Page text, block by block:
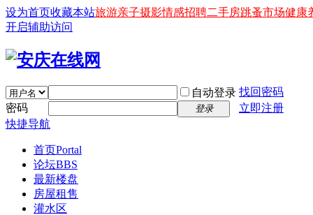
设为首页收藏本站旅游亲子摄影情感招聘二手房跳蚤市场健康
开启辅助访问
自动登录 找回密码
密码
登录
立即注册
快捷导航
首页Portal
论坛BBS
最新楼盘
房屋租售
灌水区